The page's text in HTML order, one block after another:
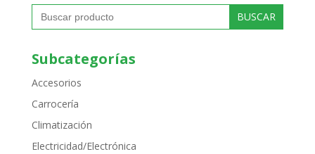
Buscar:
Subcategorías
Accesorios
Carrocería
Climatización
Electricidad/Electrónica